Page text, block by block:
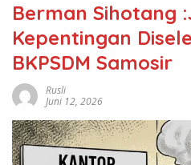
Berman Sihotang
Kepentingan
BKPSDM Samosir
Rusli
Juni 12, 2026